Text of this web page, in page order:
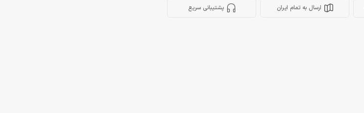
ارسال به تمام ایران پشتیبانی سریع